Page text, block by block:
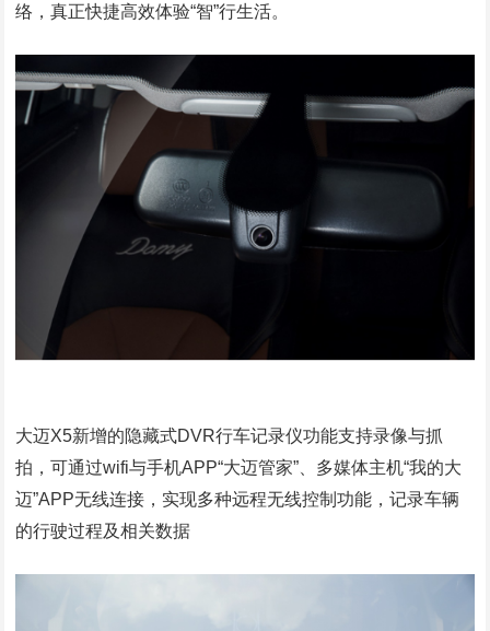
络，真正快捷高效体验“智”行生活。
大迈X5新增的隐藏式DVR行车记录仪功能支持录像与抓
拍，可通过wifi与手机APP“大迈管家”、多媒体主机“我的大
迈”APP无线连接，实现多种远程无线控制功能，记录车辆
的行驶过程及相关数据